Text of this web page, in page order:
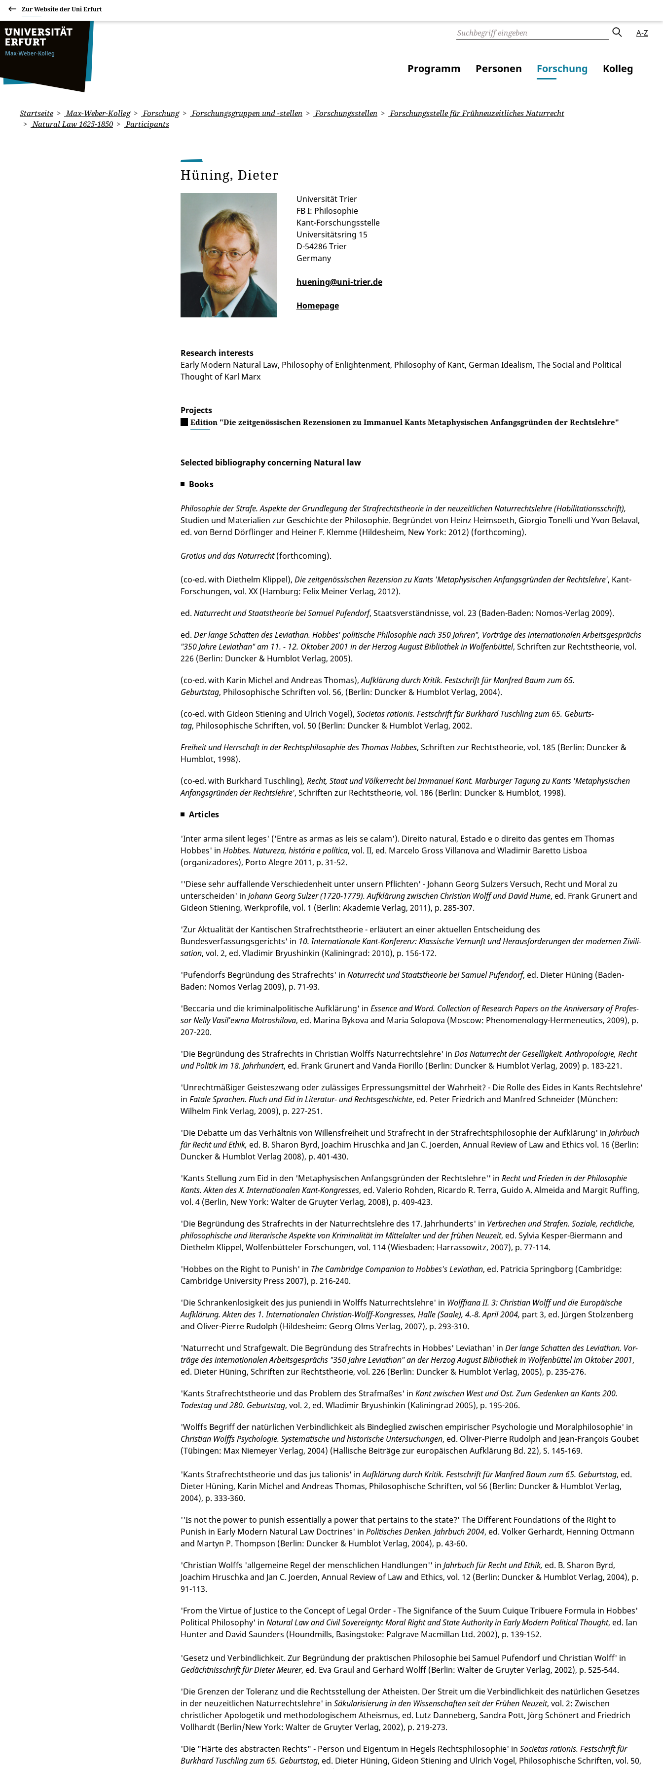
Zur Website der Uni Erfurt
A-Z
Programm Personen Forschung Kolleg
Startseite Max-Weber-Kolleg Forschung Forschungsgruppen und -stellen Forschungsstellen
Forschungsstelle für Frühneuzeitliches Naturrecht
Natural Law 1625-1850
Participants
Hüning, Dieter
Universität Trier
FB I: Philosophie
Kant-Forschungsstelle
Universitätsring 15
D-54286 Trier
Germany
huening@uni-trier.de
Homepage
Research interests
Early Modern Natural Law, Philosophy of Enlightenment, Philosophy of Kant, German Idealism, The Social and Political
Thought of Karl Marx
Projects
Edition "Die zeitgenössischen Rezensionen zu Immanuel Kants Metaphysischen Anfangsgründen der Rechtslehre"
Selected bibliography concerning Natural law
Books
Philosophie der Strafe. Aspekte der Grundlegung der Strafrechtstheorie in der neu­zeitlichen Naturrechtslehre (Habilitationsschrift),
Studien und Materialien zur Geschichte der Philosophie. Begründet von Heinz Heimsoeth, Giorgio Tonelli und Yvon Belaval,
ed. von Bernd Dörflinger and Hei­ner F. Klemme (Hildesheim, New York: 2012) (forthcoming).
Grotius und das Naturrecht(forthcoming).
(co-ed. with Diethelm Klippel), Die zeitgenössischen Rezension zu Kants 'Metaphysischen Anfangsgründen der Rechtslehre', Kant-
Forschungen, vol. XX (Hamburg: Felix Meiner Verlag, 2012).
ed. Naturrecht und Staatstheorie bei Samuel Pufendorf, Staatsver­ständ­nisse, vol. 23 (Baden-Baden: Nomos-Verlag 2009).
ed. Der lange Schatten des Leviathan. Hobbes' politische Philosophie nach 350 Jah­ren", Vorträge des internationalen Arbeits­­gesprächs
"350 Jahre Leviathan" am 11. - 12. Oktober 2001 in der Herzog August Bibliothek in Wolfenbüttel, Schriften zur Rechtstheorie, vol.
226 (Berlin: Duncker & Humblot Verlag, 2005).
(co-ed. with Karin Michel and Andreas Thomas),Aufklärung durch Kritik. Festschrift für Manfred Baum zum 65.
Geburtstag, Philosophische Schriften vol. 56, (Berlin: Duncker & Humblot Verlag, 2004).
(co-ed. with Gideon Stiening and Ulrich Vogel), Societas rationis. Festschrift für Burkhard Tuschling zum 65. Geburts­
tag, Philosophische Schriften, vol. 50 (Berlin: Duncker & Humblot Verlag, 2002.
Freiheit und Herrschaft in der Rechtsphilosophie des Thomas Hobbes, Schriften zur Rechtstheorie, vol. 185 (Berlin: Duncker &
Humblot, 1998).
(co-ed. with Burk­hard Tusch­ling), Recht, Staat und Völkerrecht bei Immanuel Kant. Marburger Tagung zu Kants 'Meta­phy­sischen
Anfangsgründen der Rechtslehre', Schriften zur Rechtstheorie, vol. 186 (Berlin: Duncker & Humblot, 1998).
Articles
'Inter arma silent leges' ('Entre as armas as leis se calam'). Direito natural, Estado e o direito das gentes em Thomas
Hobbes' in Hobbes. Natureza, história e política, vol. II, ed. Marcelo Gross Villanova and Wladimir Baretto Lisboa
(organizadores), Porto Alegre 2011, p. 31-52.
''Diese sehr auffallende Verschiedenheit unter unsern Pflichten' ­- Johann Georg Sulzers Versuch, Recht und Moral zu
unterscheiden' in Johann Georg Sulzer (1720-1779). Aufklärung zwischen Christian Wolff und David Hume, ed. Frank Gru­nert and
Gideon Stie­ning, Werkprofile, vol. 1 (Berlin: Akademie Verlag, 2011), p. 285-307.
'Zur Aktualität der Kantischen Strafrechtstheorie - erläutert an einer aktuellen Ent­schei­dung des
Bundesverfassungsgerichts' in 10. Inter­natio­nale Kant-Konferenz: Klassische Vernunft und Herausforderungen der modernen Zivili­
sa­tion, vol. 2, ed. Vladimir Bryushinkin (Kaliningrad: 2010), p. 156-172.
'Pufendorfs Begründung des Strafrechts' in Natur­recht und Staatstheorie bei Samuel Pufendorf, ed. Dieter Hüning (Baden-
Baden: Nomos Verlag 2009), p. 71-93.
'Beccaria und die kriminalpolitische Aufklärung' in Essence and Word. Collec­tion of Research Papers on the Anniversary of Profes­
sor Nelly Vasil'ewna Motroshilova, ed. Marina Bykova and Maria Solopova (Moscow: Phenomenology-Hermeneutics, 2009), p.
207-220.
'Die Begründung des Strafrechts in Christian Wolffs Naturrechtslehre' in Das Naturrecht der Geselligkeit. Anthropologie, Recht
und Politik im 18. Jahrhundert, ed. Frank Grunert and Vanda Fiorillo (Berlin: Duncker & Humblot Verlag, 2009) p. 183-221.
'Unrechtmäßiger Geisteszwang oder zulässiges Erpressungsmittel der Wahrheit? - Die Rolle des Eides in Kants Rechtslehre'
in Fatale Sprachen. Fluch und Eid in Literatur- und Rechts­geschichte, ed. Peter Friedrich and Manfred Schnei­der (München:
Wilhelm Fink Verlag, 2009), p. 227-251.
'Die Debatte um das Verhältnis von Willensfreiheit und Strafrecht in der Straf­rechts­philo­sophie der Aufklärung' in Jahrbuch
für Recht und Ethik, ed. B. Sharon Byrd, Joachim Hruschka and Jan C. Joerden, Annual Review of Law and Ethics vol. 16 (Berlin:
Duncker & Humblot Verlag 2008), p. 401-430.
'Kants Stellung zum Eid in den 'Metaphysischen Anfangsgründen der Rechtslehre'' in Recht und Frieden in der Philosophie
Kants. Akten des X. Internationalen Kant-Kongresses, ed. Valerio Rohden, Ricardo R. Terra, Guido A. Almeida and Margit Ruffing,
vol. 4 (Berlin, New York: Walter de Gruyter Verlag, 2008), p. 409-423.
'Die Begründung des Strafrechts in der Naturrechtslehre des 17. Jahrhunderts' in Verbrechen und Strafen. Soziale, rechtliche,
philo­sophische und literarische Aspekte von Kriminalität im Mittelalter und der frühen Neuzeit, ed. Sylvia Kesper-Biermann and
Diethelm Klippel, Wolfen­büt­te­ler Forschungen, vol. 114 (Wies­baden: Harrassowitz, 2007), p. 77-114.
'Hobbes on the Right to Punish' in The Cambridge Companion to Hobbes's Leviathan, ed. Patricia Springborg (Cambridge:
Cambridge University Press 2007), p. 216-240.
'Die Schrankenlosigkeit des jus puniendi in Wolffs Naturrechtslehre' in Wolffiana II. 3: Christian Wolff und die Europäische
Aufklärung. Akten des 1. Internationalen Christian-Wolff-Kon­gresses, Halle (Saale), 4.-8. April 2004, part 3, ed. Jürgen Stolzenberg
and Oliver-Pierre Rudolph (Hildesheim: Georg Olms Verlag, 2007), p. 293-310.
'Naturrecht und Strafgewalt. Die Begründung des Strafrechts in Hobbes' Levia­than' in Der lange Schatten des Leviathan. Vor­
träge des internationalen Arbeitsgesprächs "350 Jahre Leviathan" an der Herzog August Bibliothek in Wolfenbüttel im Oktober 2001,
ed. Dieter Hüning, Schriften zur Rechtstheorie, vol. 226 (Berlin: Duncker & Humblot Verlag, 2005), p. 235-276.
'Kants Strafrechtstheorie und das Problem des Strafmaßes' in Kant zwischen West und Ost. Zum Gedenken an Kants 200.
Todestag und 280. Geburtstag, vol. 2, ed. Wladimir Bryushinkin (Kaliningrad 2005), p. 195-206.
'Wolffs Begriff der natürlichen Verbindlichkeit als Bindeglied zwischen empirischer Psychologie und Moralphilosophie' in
Christian Wolffs Psychologie. Systema­tische und historische Untersuchungen, ed. Oliver-Pierre Rudolph and Jean-François Goubet
(Tübingen: Max Niemeyer Verlag, 2004) (Hallische Bei­träge zur euro­päischen Aufklärung Bd. 22), S. 145-169.
'Kants Strafrechtstheorie und das jus talionis' inAufklärung durch Kritik. Fest­schrift für Manfred Baum zum 65. Geburtstag, ed.
Dieter Hüning, Karin Michel and Andreas Thomas, Philo­so­phische Schriften, vol 56 (Berlin: Duncker & Humblot Verlag,
2004), p. 333-360.
''Is not the power to punish essentially a power that pertains to the state?' The Different Foundations of the Right to
Punish in Early Modern Natural Law Doc­trines' in Poli­ti­sches Denken. Jahrbuch 2004, ed. Volker Gerhardt, Henning Ottmann
and Martyn P. Thompson (Berlin: Duncker & Humblot Verlag, 2004), p. 43-60.
'Christian Wolffs 'allgemeine Regel der menschlichen Handlungen'' in Jahrbuch für Recht und Ethik, ed. B. Sharon Byrd,
Joachim Hruschka and Jan C. Joerden, Annual Review of Law and Ethics, vol. 12 (Berlin: Duncker & Humblot Verlag, 2004), p.
91-113.
'From the Virtue of Justice to the Concept of Legal Order - The Signifance of the Suum Cuique Tribuere Formula in Hobbes'
Political Philosophy' in Natural Law and Civil Sovereignty: Moral Right and State Authority in Early Modern Political Thought, ed. Ian
Hunter and David Saunders (Houndmills, Basingstoke: Palgrave Macmillan Ltd. 2002), p. 139-152.
'Gesetz und Verbindlichkeit. Zur Begründung der praktischen Philosophie bei Samuel Pufendorf und Christian Wolff' in
Gedächtnisschrift für Dieter Meurer, ed. Eva Graul and Gerhard Wolff (Berlin: Walter de Gruyter Verlag, 2002), p. 525-544.
'Die Grenzen der Toleranz und die Rechtsstellung der Atheisten. Der Streit um die Ver­bindlichkeit des natürlichen Gesetzes
in der neuzeitlichen Naturrechtslehre' in Säkularisierung in den Wissenschaften seit der Frühen Neuzeit, vol. 2: Zwischen
christlicher Apologetik und methodologischem Atheismus, ed. Lutz Danneberg, Sandra Pott, Jörg Schönert and Friedrich
Vollhardt (Berlin/New York: Wal­ter de Gruyter Verlag, 2002), p. 219-273.
'Die "Härte des abstracten Rechts" - Person und Eigentum in Hegels Rechts­philo­sophie' in Societas rationis. Festschrift für
Burkhard Tuschling zum 65. Geburts­tag, ed. Dieter Hüning, Gideon Stiening and Ulrich Vogel, Philo­sophische Schriften, vol. 50,